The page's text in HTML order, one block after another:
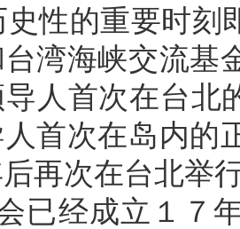
性的重要时刻
台湾海峡交流基
人首次在台北
首次在岛内的
再次在台北举
已经成立１７